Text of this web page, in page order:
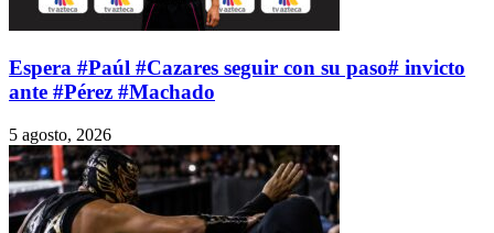
Espera #Paúl #Cazares seguir con su paso# invicto
ante #Pérez #Machado
5 agosto, 2026